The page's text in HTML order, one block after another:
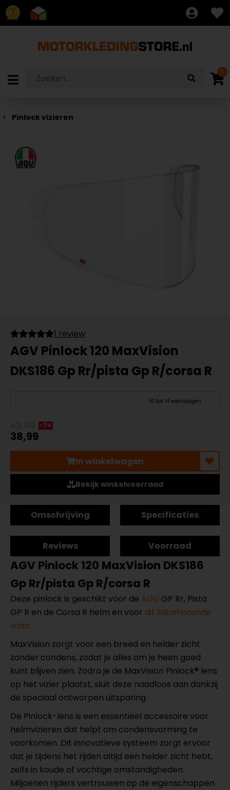
8.7
0
Pinlock vizieren
1 review
AGV Pinlock 120 MaxVision
DKS186 Gp Rr/pista Gp R/corsa R
10 tot 14 werkdagen
-7%
38,99
In winkelwagen
Bekijk winkelvoorraad
Omschrijving Specificaties
Reviews Voorraad
AGV Pinlock 120 MaxVision DKS186
Gp Rr/pista Gp R/corsa R
Deze pinlock is geschikt voor de AGV GP Rr, Pista
GP R en de Corsa R helm en voor dit bijbehorende
vizier.
MaxVision zorgt voor een breed en helder zicht
zonder condens, zodat je alles om je heen goed
kunt blijven zien. Zodra je de MaxVision Pinlock® lens
op het vizier plaatst, sluit deze naadloos aan dankzij
de speciaal ontworpen uitsparing.
De Pinlock-lens is een essentieel accessoire voor
helmvizieren dat helpt om condensvorming te
voorkomen. Dit innovatieve systeem zorgt ervoor
dat je tijdens het rijden altijd een helder zicht hebt,
zelfs in koude of vochtige omstandigheden.
Miljoenen rijders vertrouwen op de eigenschappen